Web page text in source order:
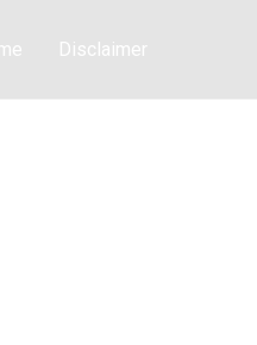
Disclaimer